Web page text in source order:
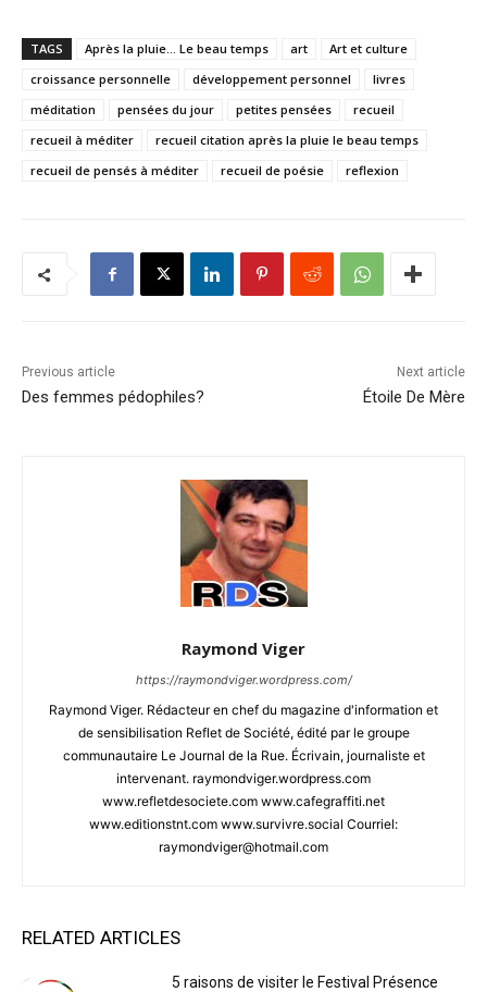
TAGS Après la pluie... Le beau temps art
Art et culture
croissance personnelle
développement personnel
livres
méditation
pensées du jour petites pensées
recueil
recueil à méditer
recueil citation après la pluie le beau temps
recueil de pensés à méditer
recueil de poésie reflexion
Previous article
Des femmes pédophiles?
Next article
Étoile De Mère
Raymond Viger
https://raymondviger.wordpress.com/
Raymond Viger. Rédacteur en chef du magazine d'information et
de sensibilisation Reflet de Société, édité par le groupe
communautaire Le Journal de la Rue. Écrivain, journaliste et
intervenant. raymondviger.wordpress.com
www.refletdesociete.com www.cafegraffiti.net
www.editionstnt.com www.survivre.social Courriel:
raymondviger@hotmail.com
RELATED ARTICLES
5 raisons de visiter le Festival Présence